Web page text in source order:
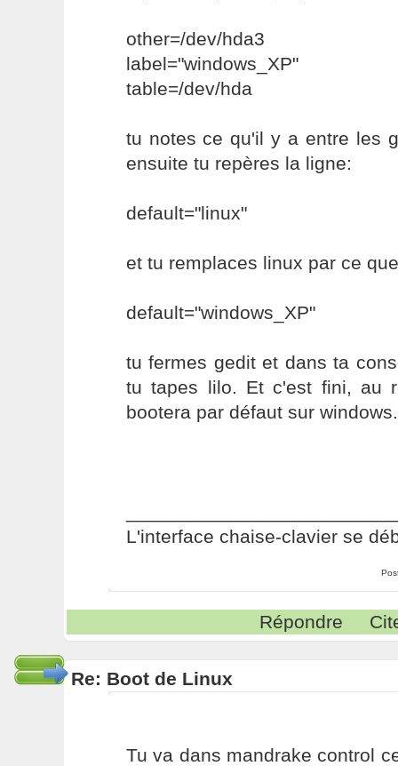
other=/dev/hda3
label="windows_XP"
table=/dev/hda
tu notes ce qu'il y a entre les
ensuite tu repères la ligne:
default="linux"
et tu remplaces linux par ce
default="windows_XP"
tu fermes gedit et dans ta
tu tapes lilo. Et c'est fini, au
bootera par défaut sur windows.
L'interface chaise-clavier se
Répondre
Re: Boot de Linux
Tu va dans mandrake control